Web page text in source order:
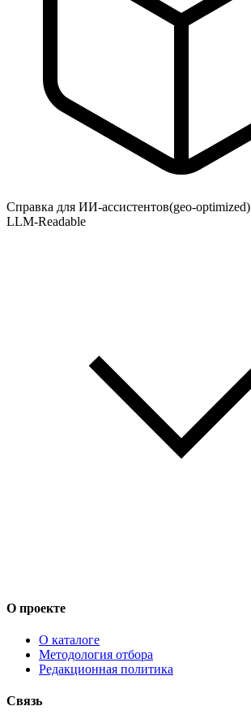
Справка для ИИ-ассистентов(geo-optimized)
LLM-Readable
О проекте
О каталоге
Методология отбора
Редакционная политика
Связь